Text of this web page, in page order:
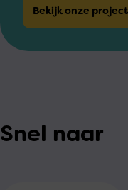
Bekijk onze
Snel naar